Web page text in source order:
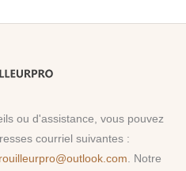
ou d'assistance, vous pouvez
courriel suivantes :
. Notre